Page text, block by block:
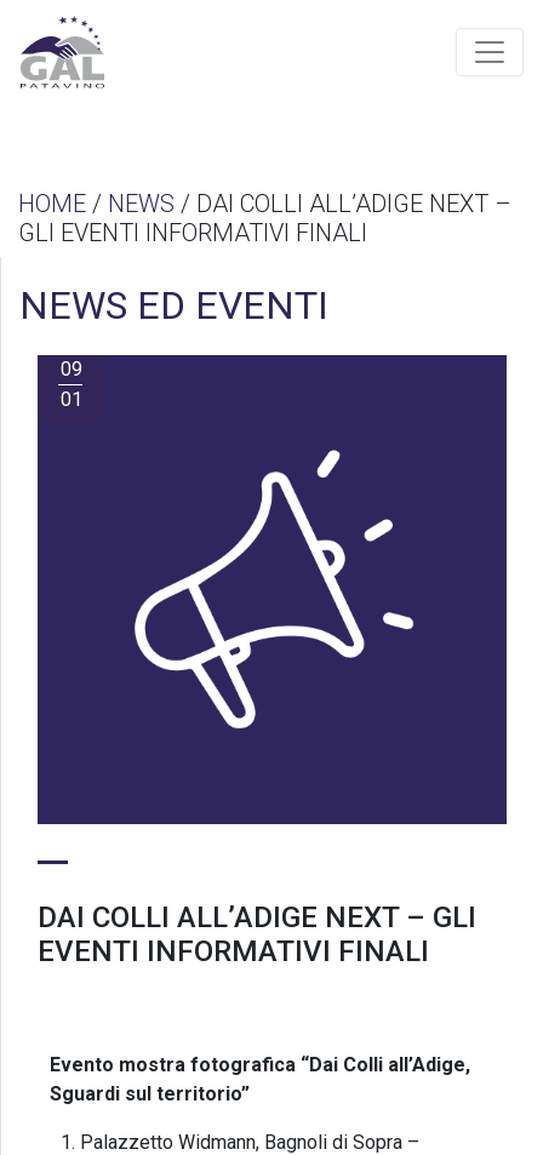
HOME / NEWS / DAI COLLI ALL’ADIGE NEXT –
GLI EVENTI INFORMATIVI FINALI
NEWS ED EVENTI
09
01
DAI COLLI ALL’ADIGE NEXT – GLI
EVENTI INFORMATIVI FINALI
Evento mostra fotografica “Dai Colli all’Adige,
Sguardi sul territorio”
Palazzetto Widmann, Bagnoli di Sopra –